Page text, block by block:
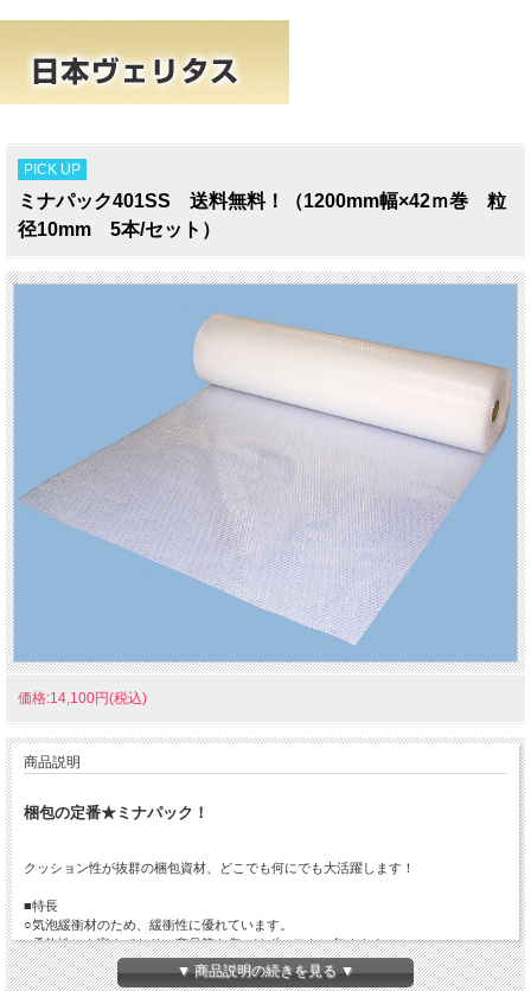
PICK UP
ミナパック401SS 送料無料！（1200mm幅×42ｍ巻 粒
径10mm 5本/セット）
価格:14,100円(税込)
商品説明
梱包の定番★ミナパック！
クッション性が抜群の梱包資材、どこでも何にでも大活躍します！
■特長
○気泡緩衝材のため、緩衝性に優れています。
○柔軟性にも富んでおり、商品等を傷つけずソフトに包めます。
○耐薬品性にも優れており、長期間の保護に向いています。
▼ 商品説明の続きを見る ▼